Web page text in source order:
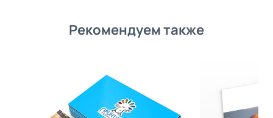
Рекомендуем также